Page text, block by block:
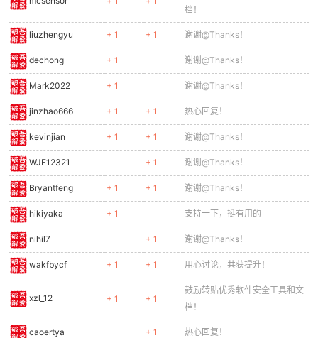
档！
liuzhengyu + 1 + 1 谢谢@Thanks！
dechong + 1 谢谢@Thanks！
Mark2022 + 1 谢谢@Thanks！
jinzhao666 + 1 + 1 热心回复！
kevinjian + 1 + 1 谢谢@Thanks！
WJF12321 + 1 谢谢@Thanks！
Bryantfeng + 1 + 1 谢谢@Thanks！
hikiyaka + 1 支持一下，挺有用的
nihil7 + 1 谢谢@Thanks！
wakfbycf + 1 + 1 用心讨论，共获提升！
xzl_12 + 1 + 1
鼓励转贴优秀软件安全工具和文
档！
caoertya + 1 热心回复！